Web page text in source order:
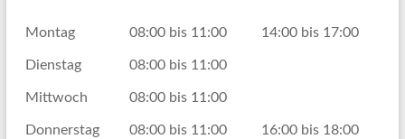
Montag 08:00 bis 11:00 14:00 bis 17:00
Dienstag 08:00 bis 11:00
Mittwoch 08:00 bis 11:00
Donnerstag 08:00 bis 11:00 16:00 bis 18:00